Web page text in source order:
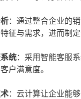
：通过整合企业的
征与需求，进而制定
统：采用智能客服
户满意度。
：云计算让企业能